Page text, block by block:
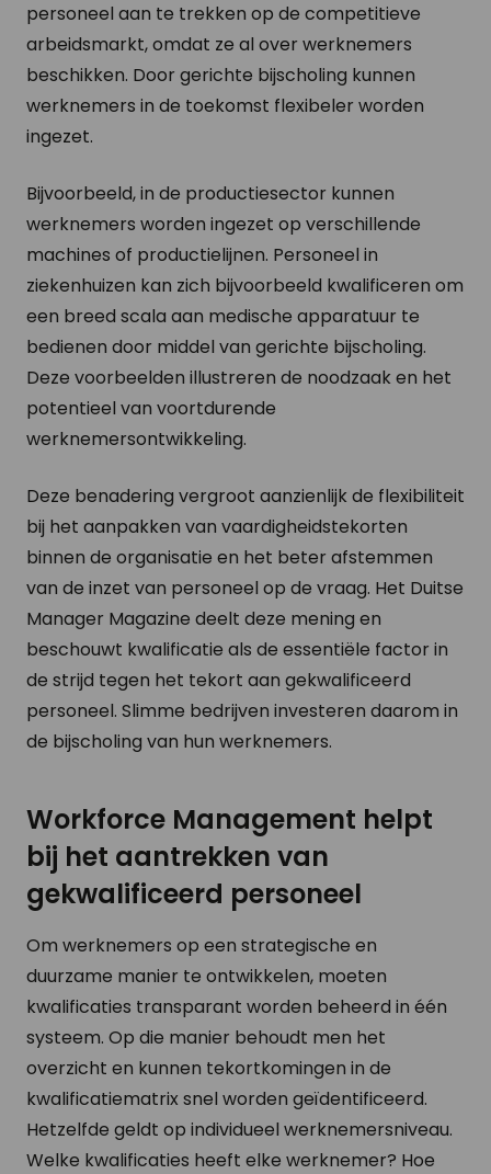
personeel aan te trekken op de competitieve
arbeidsmarkt, omdat ze al over werknemers
beschikken. Door gerichte bijscholing kunnen
werknemers in de toekomst flexibeler worden
ingezet.
Bijvoorbeeld, in de productiesector kunnen
werknemers worden ingezet op verschillende
machines of productielijnen. Personeel in
ziekenhuizen kan zich bijvoorbeeld kwalificeren om
een breed scala aan medische apparatuur te
bedienen door middel van gerichte bijscholing.
Deze voorbeelden illustreren de noodzaak en het
potentieel van voortdurende
werknemersontwikkeling.
Deze benadering vergroot aanzienlijk de flexibiliteit
bij het aanpakken van vaardigheidstekorten
binnen de organisatie en het beter afstemmen
van de inzet van personeel op de vraag. Het Duitse
Manager Magazine deelt deze mening en
beschouwt kwalificatie als de essentiële factor in
de strijd tegen het tekort aan gekwalificeerd
personeel. Slimme bedrijven investeren daarom in
de bijscholing van hun werknemers.
Workforce Management helpt
bij het aantrekken van
gekwalificeerd personeel
Om werknemers op een strategische en
duurzame manier te ontwikkelen, moeten
kwalificaties transparant worden beheerd in één
systeem. Op die manier behoudt men het
overzicht en kunnen tekortkomingen in de
kwalificatiematrix snel worden geïdentificeerd.
Hetzelfde geldt op individueel werknemersniveau.
Welke kwalificaties heeft elke werknemer? Hoe